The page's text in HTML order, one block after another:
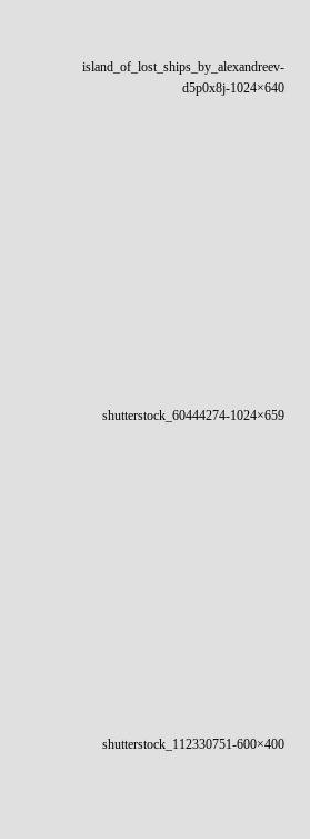
island_of_lost_ships_by_alexandreev-
d5p0x8j-1024×640
shutterstock_60444274-1024×659
shutterstock_112330751-600×400